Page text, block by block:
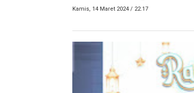
Kamis, 14 Maret 2024 / 22.17